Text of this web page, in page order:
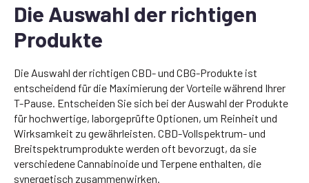
Die Auswahl der richtigen
Produkte
Die Auswahl der richtigen CBD- und CBG-Produkte ist
entscheidend für die Maximierung der Vorteile während Ihrer
T-Pause. Entscheiden Sie sich bei der Auswahl der Produkte
für hochwertige, laborgeprüfte Optionen, um Reinheit und
Wirksamkeit zu gewährleisten. CBD-Vollspektrum- und
Breitspektrumprodukte werden oft bevorzugt, da sie
verschiedene Cannabinoide und Terpene enthalten, die
synergetisch zusammenwirken.